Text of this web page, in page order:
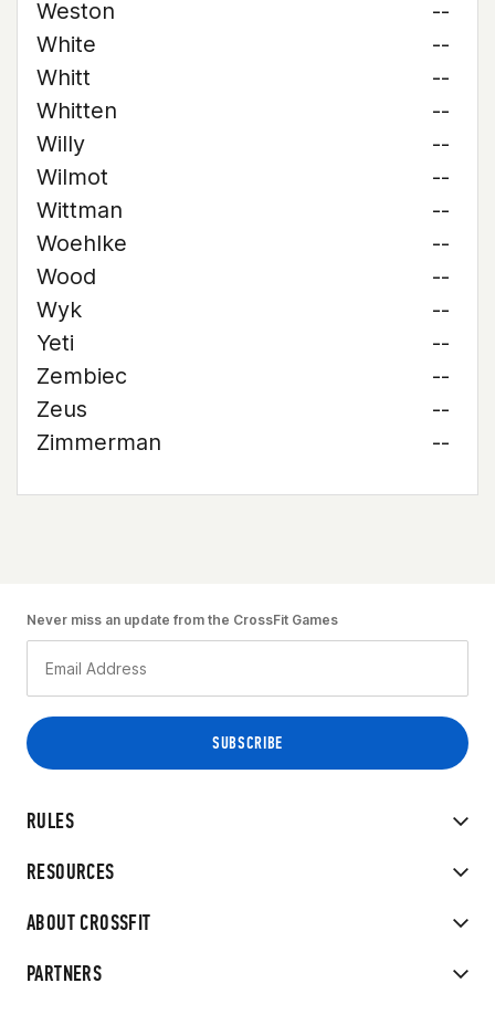
Weston
--
White
--
Whitt
--
Whitten
--
Willy
--
Wilmot
--
Wittman
--
Woehlke
--
Wood
--
Wyk
--
Yeti
--
Zembiec
--
Zeus
--
Zimmerman
--
RULES
RESOURCES
ABOUT CROSSFIT
PARTNERS
Never miss an update from the CrossFit Games